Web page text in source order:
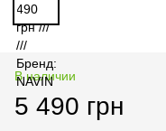
В наличии
5 490 грн